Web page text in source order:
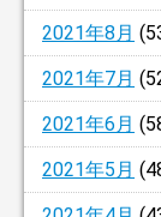
2021年8月
2021年7月
2021年6月
2021年5月